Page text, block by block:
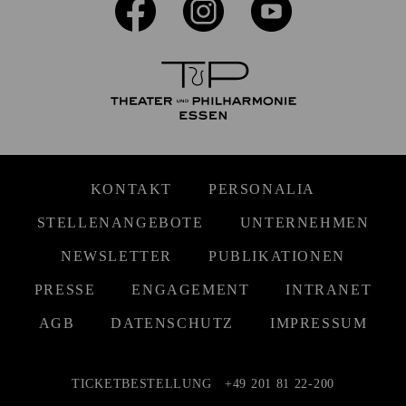
KONTAKT PERSONALIA
STELLENANGEBOTE UNTERNEHMEN
NEWSLETTER PUBLIKATIONEN
PRESSE ENGAGEMENT INTRANET
AGB DATENSCHUTZ IMPRESSUM
TICKETBESTELLUNG +49 201 81 22-200